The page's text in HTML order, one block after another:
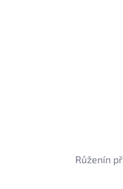
Růženín